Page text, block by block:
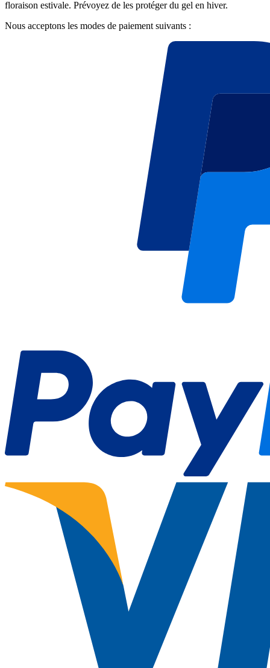
floraison estivale. Prévoyez de les protéger du gel en hiver.
Nous acceptons les modes de paiement suivants :